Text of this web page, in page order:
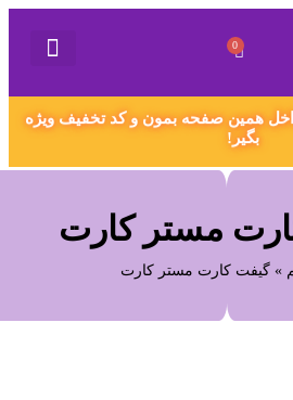
0
۱۸۰ ثانیه داخل همین صفحه بمون و کد تخفیف ویژه
بگیر!
مستر کارت
» گیفت کارت مستر کارت